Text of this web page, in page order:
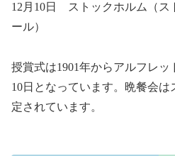
12月10日 ストックホルム（ス
ール）
授賞式は1901年からアルフレッ
10日となっています。晩餐会
定されています。